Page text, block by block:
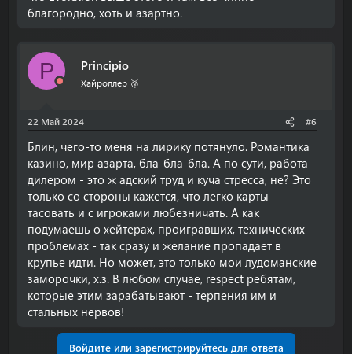
благородно, хоть и азартно.
P Principio
Хайроллер 🥉
22 Май 2024 #6
Блин, чего-то меня на лирику потянуло. Романтика
казино, мир азарта, бла-бла-бла. А по сути, работа
дилером - это ж адский труд и куча стресса, не? Это
только со стороны кажется, что легко карты
тасовать и с игроками любезничать. А как
подумаешь о хейтерах, проигравших, технических
проблемах - так сразу и желание пропадает в
крупье идти. Но может, это только мои лудоманские
заморочки, х.з. В любом случае, respect ребятам,
которые этим зарабатывают - терпения им и
стальных нервов!
Войдите или зарегистрируйтесь для ответа